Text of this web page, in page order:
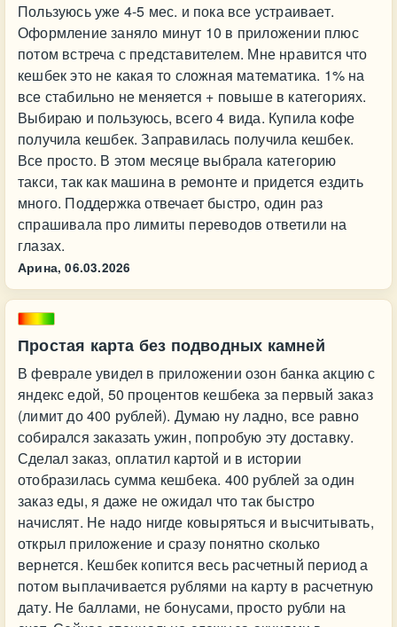
Пользуюсь уже 4-5 мес. и пока все устраивает.
Оформление заняло минут 10 в приложении плюс
потом встреча с представителем. Мне нравится что
кешбек это не какая то сложная математика. 1% на
все стабильно не меняется + повыше в категориях.
Выбираю и пользуюсь, всего 4 вида. Купила кофе
получила кешбек. Заправилась получила кешбек.
Все просто. В этом месяце выбрала категорию
такси, так как машина в ремонте и придется ездить
много. Поддержка отвечает быстро, один раз
спрашивала про лимиты переводов ответили на
глазах.
Арина, 06.03.2026
Простая карта без подводных камней
В феврале увидел в приложении озон банка акцию с
яндекс едой, 50 процентов кешбека за первый заказ
(лимит до 400 рублей). Думаю ну ладно, все равно
собирался заказать ужин, попробую эту доставку.
Сделал заказ, оплатил картой и в истории
отобразилась сумма кешбека. 400 рублей за один
заказ еды, я даже не ожидал что так быстро
начислят. Не надо нигде ковыряться и высчитывать,
открыл приложение и сразу понятно сколько
вернется. Кешбек копится весь расчетный период а
потом выплачивается рублями на карту в расчетную
дату. Не баллами, не бонусами, просто рубли на